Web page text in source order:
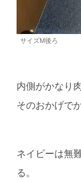
サイズM後ろ
内側がかなり
そのおかげで
ネイビーは無
る。